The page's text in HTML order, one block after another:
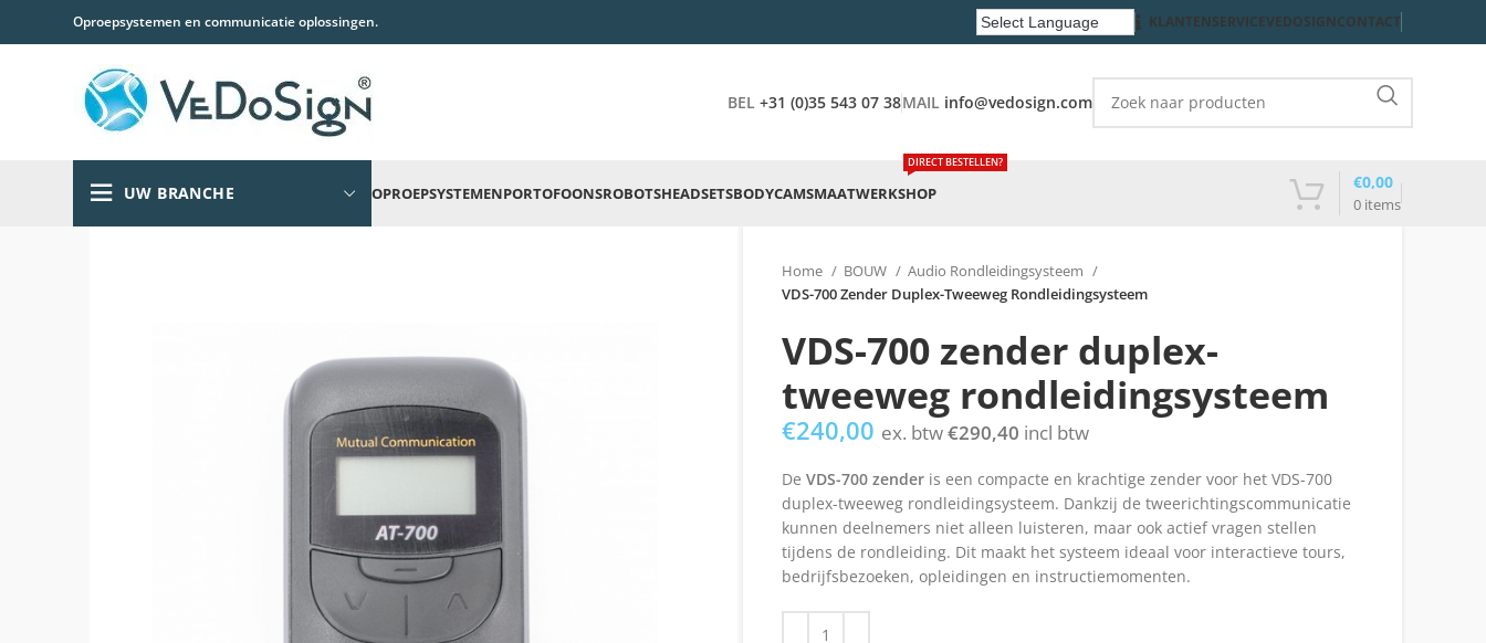
Oproepsystemen en communicatie oplossingen. KLANTENSERVICEVEDOSIGNCONTACT
BEL +31 (0)35 543 07 38MAIL info@vedosign.com
UW BRANCHE OPROEPSYSTEMENPORTOFOONSROBOTSHEADSETSBODYCAMSMAATWERKSHOP
DIRECT BESTELLEN?
0 items
€0,00
Home BOUW
Audio Rondleidingsysteem
VDS-700 Zender Duplex-Tweeweg Rondleidingsysteem
VDS-700 zender duplex-
tweeweg rondleidingsysteem
€240,00 ex. btw€290,40 incl btw
De VDS-700 zender is een compacte en krachtige zender voor het VDS-700
duplex-tweeweg rondleidingsysteem. Dankzij de tweerichtingscommunicatie
kunnen deelnemers niet alleen luisteren, maar ook actief vragen stellen
tijdens de rondleiding. Dit maakt het systeem ideaal voor interactieve tours,
bedrijfsbezoeken, opleidingen en instructiemomenten.